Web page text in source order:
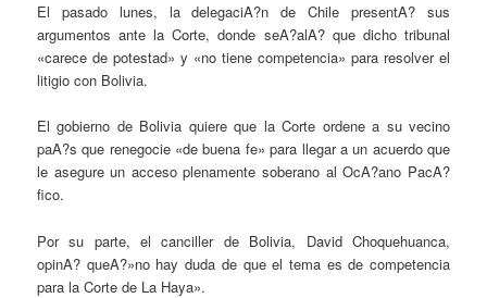
El pasado lunes, la delegaciA?n de Chile presentA? sus
argumentos ante la Corte, donde seA?alA? que dicho tribunal
«carece de potestad» y «no tiene competencia» para resolver el
litigio con Bolivia.
El gobierno de Bolivia quiere que la Corte ordene a su vecino
paA?s que renegocie «de buena fe» para llegar a un acuerdo que
le asegure un acceso plenamente soberano al OcA?ano PacA?
fico.
Por su parte, el canciller de Bolivia, David Choquehuanca,
opinA? queA?»no hay duda de que el tema es de competencia
para la Corte de La Haya».